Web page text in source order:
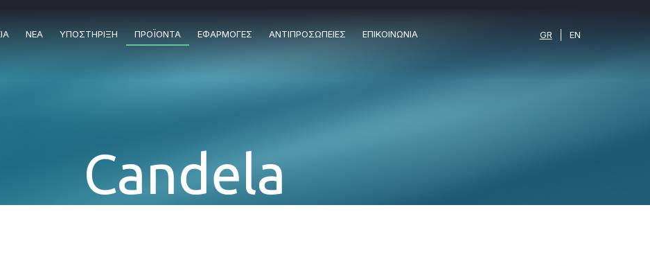
ΝΕΑ ΥΠΟΣΤΗΡΙΞΗ ΠΡΟΪΟΝΤΑ ΕΦΑΡΜΟΓΕΣ ΑΝΤΙΠΡΟΣΩΠΕΙΕΣ ΕΠΙΚΟΙΝΩΝΙΑ GR EN
Candela